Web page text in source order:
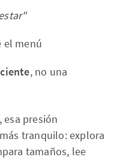
el menú
, no una
esa presión
tranquilo: explora
tamaños, lee